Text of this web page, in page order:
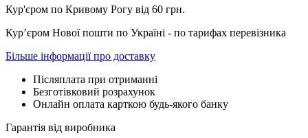
Кур'єром по Кривому Рогу від 60 грн.
Курʼєром Нової пошти по Україні - по тарифах перевізника
Більше інформації про доставку
Післяплата при отриманні
Безготівковий розрахунок
Онлайн оплата карткою будь-якого банку
Гарантія від виробника